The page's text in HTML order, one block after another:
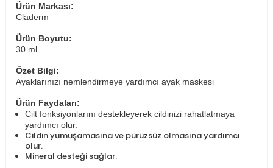
Ürün Markası:
Claderm
Ürün Boyutu:
30 ml
Özet Bilgi:
Ayaklarınızı nemlendirmeye yardımcı ayak maskesi
Ürün Faydaları:
Cilt fonksiyonlarını destekleyerek cildinizi rahatlatmaya
yardımcı olur.
Cildin yumuşamasına ve pürüzsüz olmasına yardımcı
olur.
Mineral desteği sağlar.